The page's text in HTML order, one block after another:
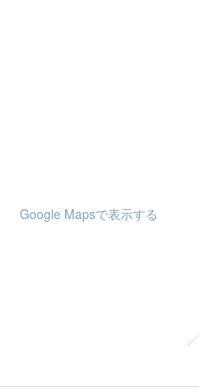
Google Mapsで表示する